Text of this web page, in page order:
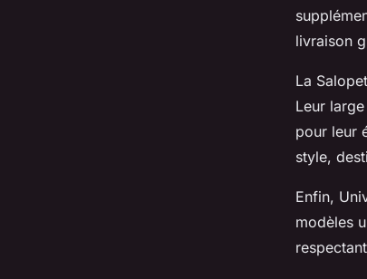
livraison
La
Leur
pour leur
style,
Enfin,
modèles